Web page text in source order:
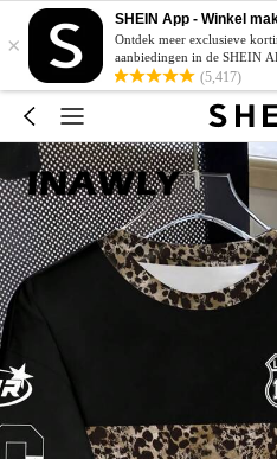
×
SHEIN App - Winkel
Ontdek meer exclusieve
aanbiedingen in de SHEIN
(5,417)